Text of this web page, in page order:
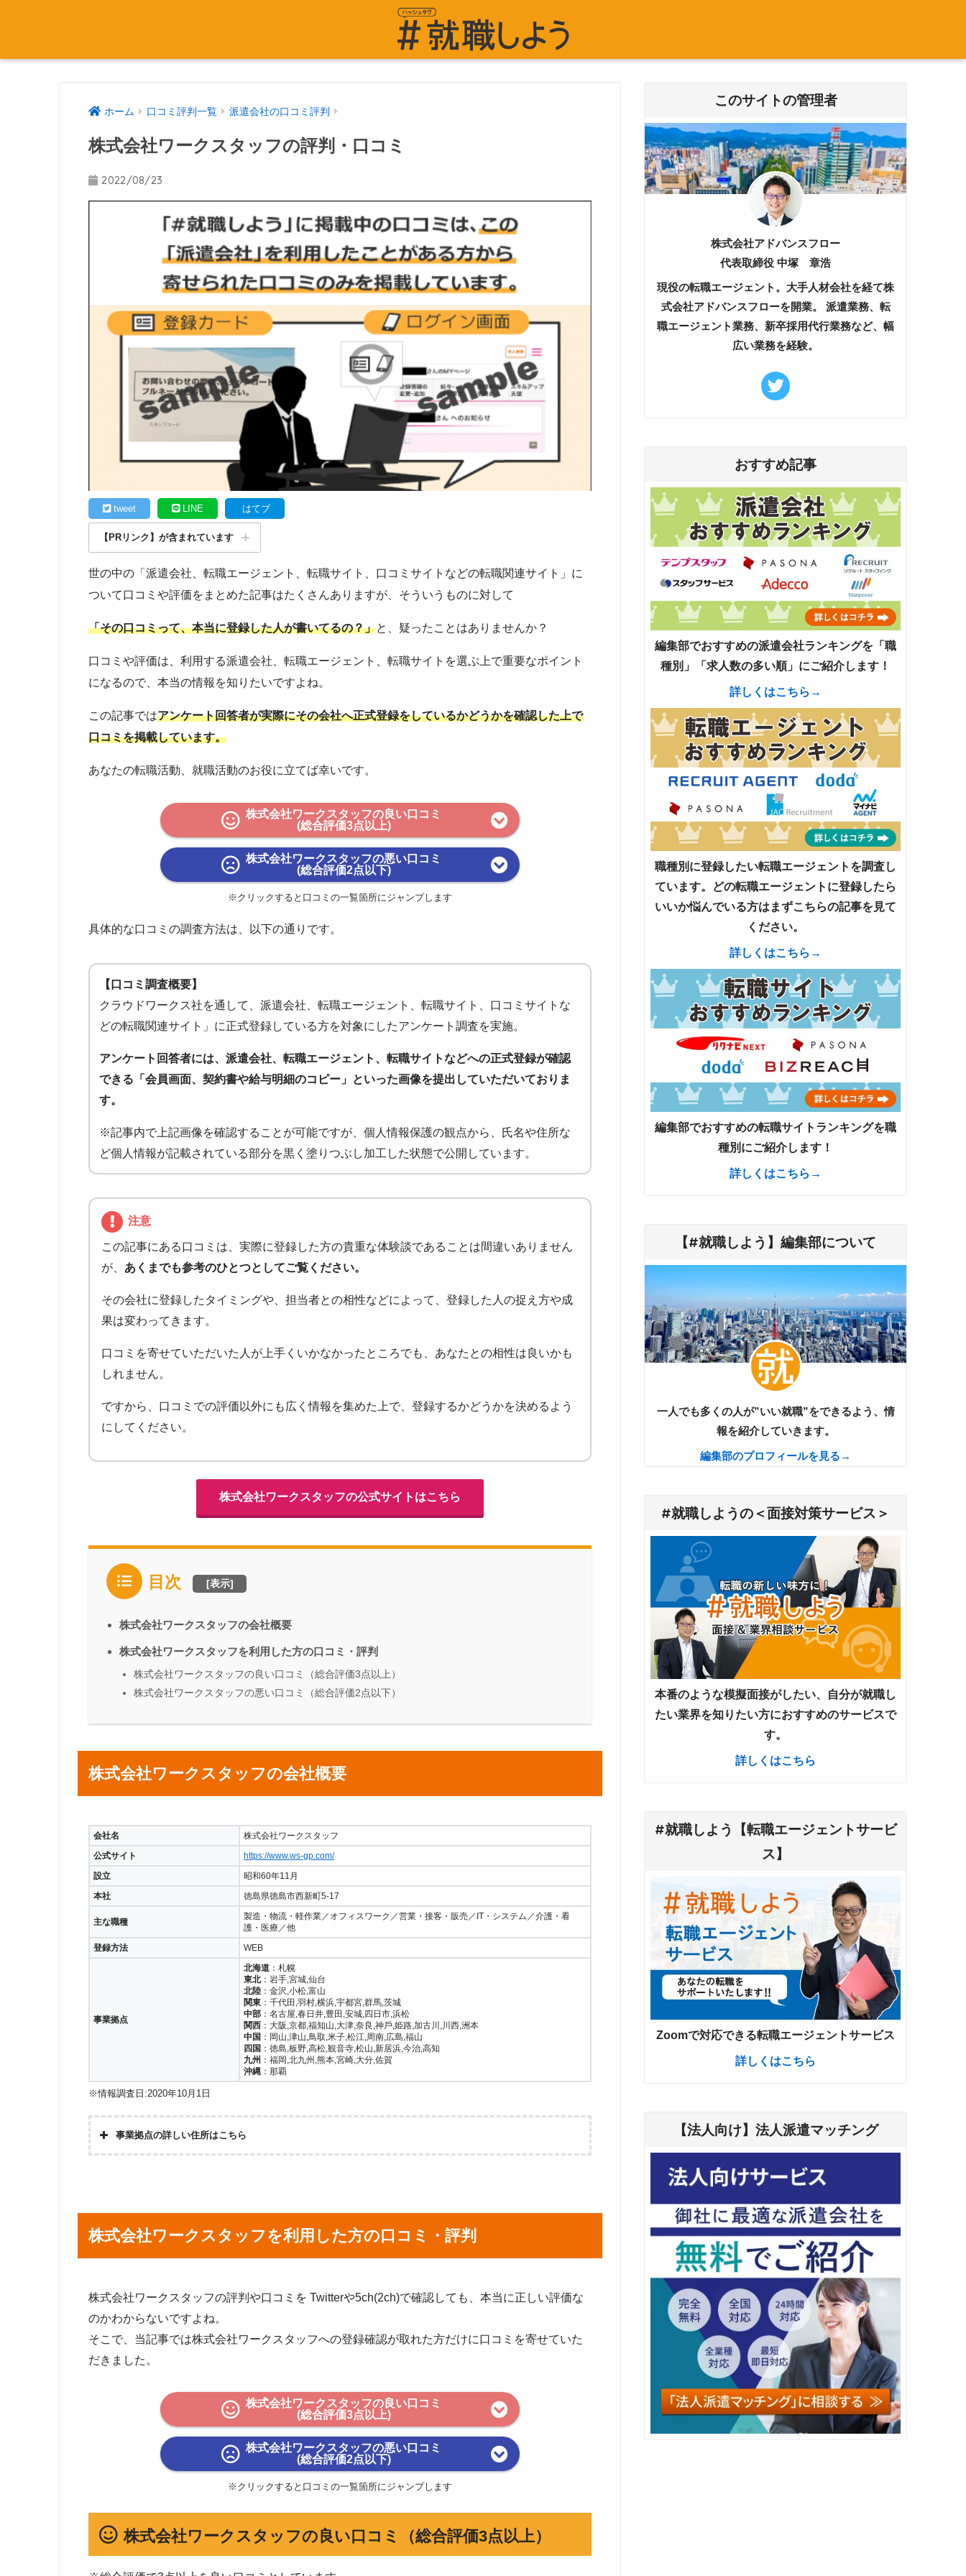
ホーム 口コミ評判一覧 派遣会社の口コミ評判
株式会社ワークスタッフの評判・口コミ
2022/08/23
tweet LINE はてブ
【PRリンク】が含まれています
世の中の「派遣会社、転職エージェント、転職サイト、口コミサイトなどの転職関連サイト」に
ついて口コミや評価をまとめた記事はたくさんありますが、そういうものに対して
「その口コミって、本当に登録した人が書いてるの？」と、疑ったことはありませんか？
口コミや評価は、利用する派遣会社、転職エージェント、転職サイトを選ぶ上で重要なポイント
になるので、本当の情報を知りたいですよね。
この記事ではアンケート回答者が実際にその会社へ正式登録をしているかどうかを確認した上で
口コミを掲載しています。
あなたの転職活動、就職活動のお役に立てば幸いです。
株式会社ワークスタッフの良い口コミ
(総合評価3点以上)
株式会社ワークスタッフの悪い口コミ
(総合評価2点以下)
※クリックすると口コミの一覧箇所にジャンプします
具体的な口コミの調査方法は、以下の通りです。
【口コミ調査概要】
クラウドワークス社を通して、派遣会社、転職エージェント、転職サイト、口コミサイトな
どの転職関連サイト」に正式登録している方を対象にしたアンケート調査を実施。
アンケート回答者には、派遣会社、転職エージェント、転職サイトなどへの正式登録が確認
できる「会員画面、契約書や給与明細のコピー」といった画像を提出していただいておりま
す。
※記事内で上記画像を確認することが可能ですが、個人情報保護の観点から、氏名や住所な
ど個人情報が記載されている部分を黒く塗りつぶし加工した状態で公開しています。
注意
この記事にある口コミは、実際に登録した方の貴重な体験談であることは間違いありません
が、 あくまでも参考のひとつとしてご覧ください。
その会社に登録したタイミングや、担当者との相性などによって、登録した人の捉え方や成
果は変わってきます。
口コミを寄せていただいた人が上手くいかなかったところでも、あなたとの相性は良いかも
しれません。
ですから、口コミでの評価以外にも広く情報を集めた上で、登録するかどうかを決めるよう
にしてください。
株式会社ワークスタッフの公式サイトはこちら
目次 [表示]
株式会社ワークスタッフの会社概要
株式会社ワークスタッフを利用した方の口コミ・評判
株式会社ワークスタッフの良い口コミ（総合評価3点以上）
株式会社ワークスタッフの悪い口コミ（総合評価2点以下）
株式会社ワークスタッフの会社概要
会社名
株式会社ワークスタッフ
公式サイト
https://www.ws-gp.com/
設立
昭和60年11月
本社
徳島県徳島市西新町5-17
主な職種
製造・物流・軽作業／オフィスワーク／営業・接客・販売／IT・システム／介護・看
護・医療／他
登録方法
WEB
事業拠点
北海道 ：札幌
東北：岩手,宮城,仙台
北陸 ：金沢,小松,富山
関東 ：千代田,羽村,横浜,宇都宮,群馬,茨城
中部 ：名古屋,春日井,豊田,安城,四日市,浜松
関西 ：大阪,京都,福知山,大津,奈良,神⼾,姫路,加古川,川西,洲本
中国 ：岡山,津山,鳥取,米子,松江,周南,広島,福山
四国 ：徳島,板野,高松,観音寺,松山,新居浜,今治,高知
九州 ：福岡,北九州,熊本,宮崎,大分,佐賀
沖縄 ：那覇
※情報調査日:2020年10月1日
事業拠点の詳しい住所はこちら
東京支社
東京都千代田区丸の内1-6-5 丸の内北口ビル 27階 2703
宇都宮営業所
宇都宮市東宿郷六丁目1番7号ビッグ・ビー東宿郷
太田営業所
群馬県太田市飯田町１８７番地２
関西支社
大阪府大阪市北区梅田1-11-4 大阪駅前第4ビル 8階
大阪営業所
京都営業所
京都府京都市下京区東塩小路町608-9 日本生命京都三哲ビル8階
福知山営業所
奈良営業所
奈良県奈良市西御門町27-1 奈良三和東洋ビル 5階
神戸営業所
兵庫県神⼾市中央区磯上通8-3-5 明治安田生命神戸ビル 206号
兵庫県姫路市豊沢町156 姫路アドバンスビル2F-C
加古川営業所
兵庫県加古川市加古川町北在家2468 オーエイビル 303号
兵庫県川西市中央町3番2号 川西北ビル3階
春日井営業所
愛知県春日井市大和通1-86 シャトルKITAYAMAⅡ 1階
株式会社ワークスタッフを利用した方の口コミ・評判
株式会社ワークスタッフの評判や口コミを Twitterや5ch(2ch)で確認しても、本当に正しい評価な
のかわからないですよね。
そこで、当記事では株式会社ワークスタッフへの登録確認が取れた方だけに口コミを寄せていた
だきました。
株式会社ワークスタッフの良い口コミ
(総合評価3点以上)
株式会社ワークスタッフの悪い口コミ
(総合評価2点以下)
※クリックすると口コミの一覧箇所にジャンプします
株式会社ワークスタッフの良い口コミ（総合評価3点以上）
このサイトの管理者
株式会社アドバンスフロー
代表取締役 中塚 章浩
現役の転職エージェント。大手人材会社を経て株
式会社アドバンスフローを開業。 派遣業務、転
職エージェント業務、新卒採用代行業務など、幅
広い業務を経験。
おすすめ記事
編集部でおすすめの派遣会社ランキングを「職
種別」「求人数の多い順」にご紹介します！
詳しくはこちら→
職種別に登録したい転職エージェントを調査し
ています。どの転職エージェントに登録したら
いいか悩んでいる方はまずこちらの記事を見て
ください。
詳しくはこちら→
編集部でおすすめの転職サイトランキングを職
種別にご紹介します！
詳しくはこちら→
【#就職しよう】編集部について
一人でも多くの人が”いい就職”をできるよう、情
報を紹介していきます。
編集部のプロフィールを見る→
#就職しようの＜面接対策サービス＞
本番のような模擬面接がしたい、自分が就職し
たい業界を知りたい方におすすめのサービスで
す。
詳しくはこちら
#就職しよう【転職エージェントサービ
ス】
Zoomで対応できる転職エージェントサービス
詳しくはこちら
【法人向け】法人派遣マッチング